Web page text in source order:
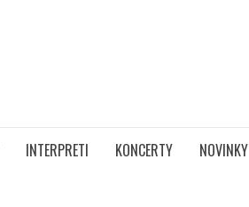
INTERPRETI KONCERTY NOVINKY